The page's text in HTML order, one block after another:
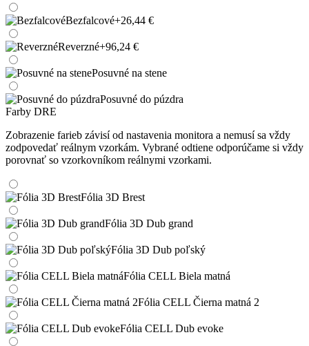
Bezfalcové+26,44 €
Reverzné+96,24 €
Posuvné na stene
Posuvné do púzdra
Farby DRE
Zobrazenie farieb závisí od nastavenia monitora a nemusí sa vždy
zodpovedať reálnym vzorkám. Vybrané odtiene odporúčame si vždy
porovnať so vzorkovníkom reálnymi vzorkami.
Fólia 3D Brest
Fólia 3D Dub grand
Fólia 3D Dub poľský
Fólia CELL Biela matná
Fólia CELL Čierna matná 2
Fólia CELL Dub evoke